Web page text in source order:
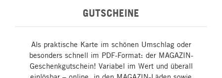
GUTSCHEINE
Als praktische Karte im schönen Umschlag oder
besonders schnell im PDF-Format: der MAGAZIN-
Geschenkgutschein! Variabel im Wert und überall